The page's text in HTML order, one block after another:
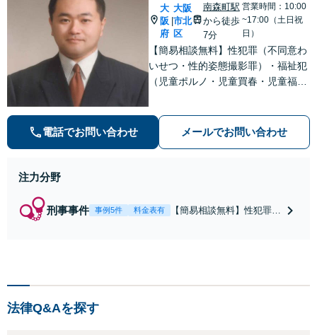
大
阪
府
大阪
市北
区
南森町駅
から徒歩
7分
営業時間：10:00
~17:00（土日祝
日）
【簡易相談無料】性犯罪（不同意わ
いせつ・性的姿態撮影罪）・福祉犯
（児童ポルノ・児童買春・児童福祉
等）に非常に詳しい弁護士です
電話でお問い合わせ メールでお問い合わせ
注力分野
刑事事件 事例5件 料金表有
【簡易相談無料】性犯罪
法律Q&Aを探す